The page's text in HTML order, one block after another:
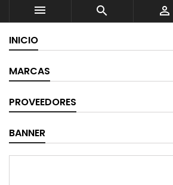
  
INICIO
MARCAS
PROVEEDORES
BANNER